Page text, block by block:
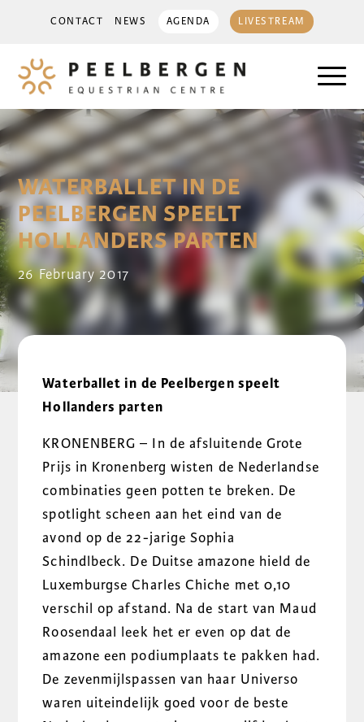
CONTACT NEWS AGENDA LIVESTREAM
WATERBALLET IN DE
PEELBERGEN SPEELT
HOLLANDERS PARTEN
26 February 2017
Waterballet in de Peelbergen speelt
Hollanders parten
KRONENBERG – In de afsluitende Grote
Prijs in Kronenberg wisten de Nederlandse
combinaties geen potten te breken. De
spotlight scheen aan het eind van de
avond op de 22-jarige Sophia
Schindlbeck. De Duitse amazone hield de
Luxemburgse Charles Chiche met 0,10
verschil op afstand. Na de start van Maud
Roosendaal leek het er even op dat de
amazone een podiumplaats te pakken had.
De zevenmijlspassen van haar Universo
waren uiteindelijk goed voor de beste